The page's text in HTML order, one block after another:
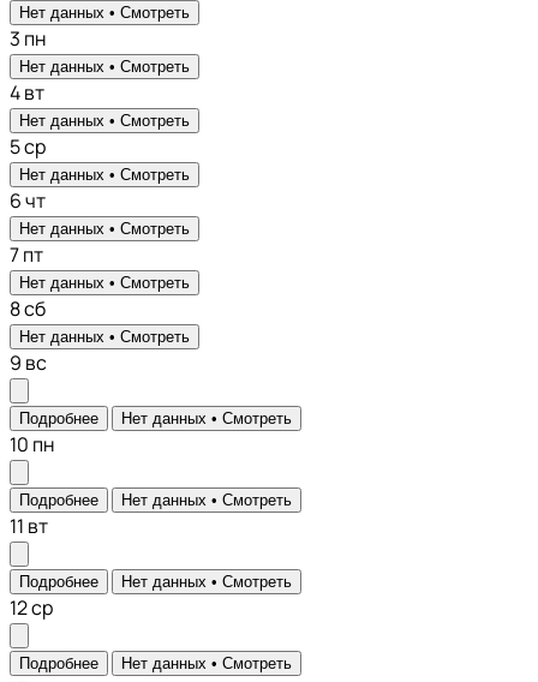
Нет данных • Смотреть
3 пн
Нет данных • Смотреть
4вт
Нет данных • Смотреть
5ср
Нет данных • Смотреть
6чт
Нет данных • Смотреть
7пт
Нет данных • Смотреть
8сб
Нет данных • Смотреть
9 вс
Подробнее Нет данных • Смотреть
10 пн
Подробнее Нет данных • Смотреть
11 вт
Подробнее Нет данных • Смотреть
12ср
Подробнее Нет данных • Смотреть